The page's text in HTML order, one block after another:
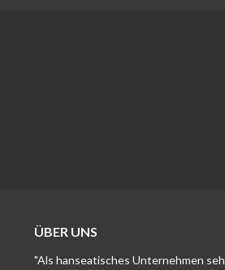
ÜBER UNS
"Als hanseatisches Unternehmen